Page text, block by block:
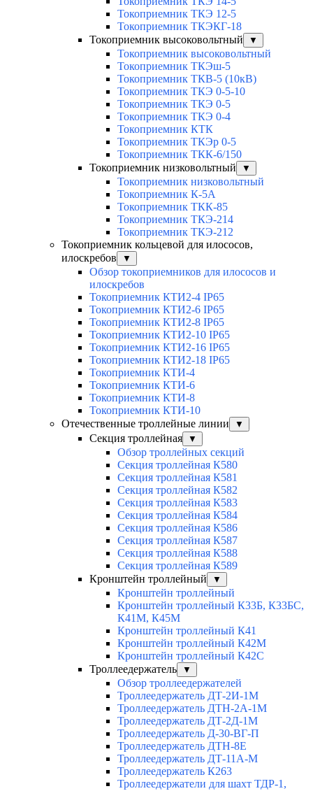
Токоприемник ТКЭ 12-5
Токоприемник ТКЭКГ-18
Токоприемник высоковольтный
▼
Токоприемник высоковольтный
Токоприемник ТКЭш-5
Токоприемник ТКВ-5 (10кВ)
Токоприемник ТКЭ 0-5-10
Токоприемник ТКЭ 0-5
Токоприемник ТКЭ 0-4
Токоприемник КТК
Токоприемник ТКЭр 0-5
Токоприемник ТКК-6/150
Токоприемник низковольтный
▼
Токоприемник низковольтный
Токоприемник К-5А
Токоприемник ТКК-85
Токоприемник ТКЭ-214
Токоприемник ТКЭ-212
Токоприемник кольцевой для илососов,
илоскребов
▼
Обзор токоприемников для илососов и
илоскребов
Токоприемник КТИ2-4 IP65
Токоприемник КТИ2-6 IP65
Токоприемник КТИ2-8 IP65
Токоприемник КТИ2-10 IP65
Токоприемник КТИ2-16 IP65
Токоприемник КТИ2-18 IP65
Токоприемник КТИ-4
Токоприемник КТИ-6
Токоприемник КТИ-8
Токоприемник КТИ-10
Отечественные троллейные линии
▼
Секция троллейная ▼
Обзор троллейных секций
Секция троллейная К580
Секция троллейная К581
Секция троллейная К582
Секция троллейная К583
Секция троллейная К584
Секция троллейная К586
Секция троллейная К587
Секция троллейная К588
Секция троллейная К589
Кронштейн троллейный
▼
Кронштейн троллейный
Кронштейн троллейный К33Б, К33БС,
К41М, К45М
Кронштейн троллейный К41
Кронштейн троллейный К42М
Кронштейн троллейный К42С
Троллеедержатель
▼
Обзор троллеедержателей
Троллеедержатель ДТ-2И-1М
Троллеедержатель ДТН-2А-1М
Троллеедержатель ДТ-2Д-1М
Троллеедержатель Д-30-ВГ-П
Троллеедержатель ДТН-8Е
Троллеедержатель ДТ-11А-М
Троллеедержатель К263
Троллеедержатели для шахт ТДР-1,